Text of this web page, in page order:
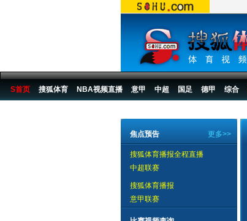
S首页 搜狐体育 NBA视频直播 意甲 中超 国足 德甲 综合
更多>>
焦点预告
搜狐体育播报全程直播
中超联赛
搜狐体育播报
意甲联赛